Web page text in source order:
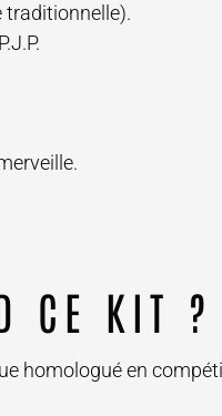
traditionnelle).
CE KIT ?
homologué en